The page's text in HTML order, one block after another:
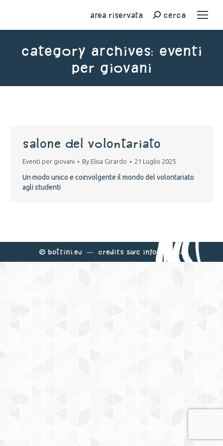
Area riservata Cercacerca
Category Archives: Eventi
per giovani
Salone del volontariato
Eventi per giovani By Elisa Girardo 21 Luglio 2025
Un modo unico e coinvolgente il mondo del volontariato
agli studenti
© Bottini.eu — Credits Swc Informatica